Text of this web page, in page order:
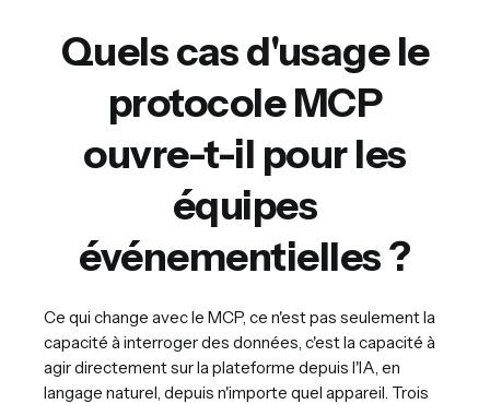
Quels cas d'usage le
protocole MCP
ouvre-t-il pour les
équipes
événementielles ?
Ce qui change avec le MCP, ce n'est pas seulement la
capacité à interroger des données, c'est la capacité à
agir directement sur la plateforme depuis l'IA, en
langage naturel, depuis n'importe quel appareil. Trois